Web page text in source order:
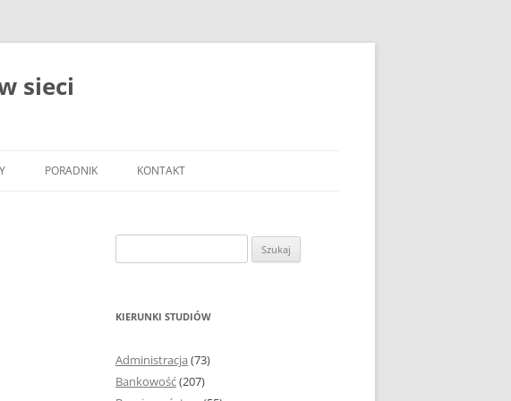
sieci
PORADNIK
JAK ZBIERAĆ I OPRACOWYWAĆ
BIBLIOGRAFICZNYCH
KONTAKT
KIERUNKI STUDIÓW
Administracja (73)
Bankowość(207)